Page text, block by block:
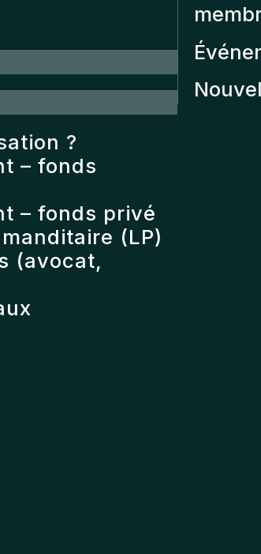
?
– fonds
– fonds privé
(LP)
(avocat,